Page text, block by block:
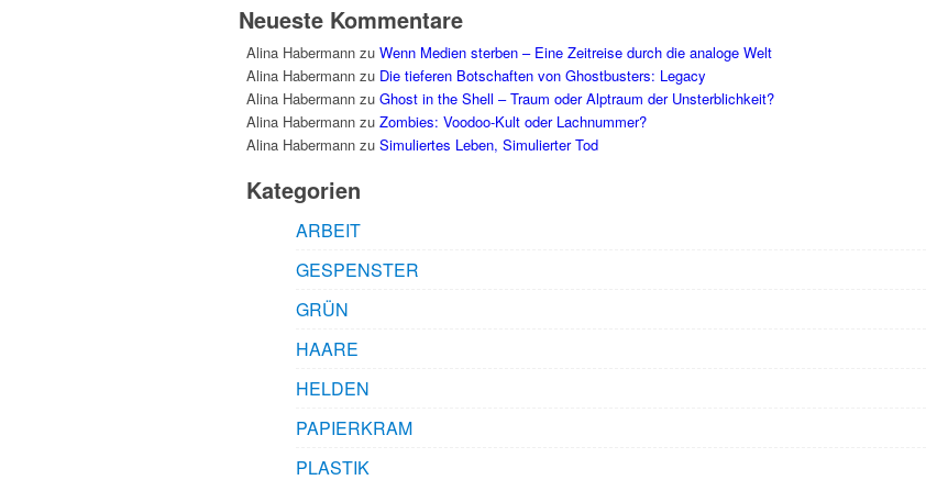
Neueste Kommentare
Alina Habermann zu Wenn Medien sterben – Eine Zeitreise durch die analoge Welt
Alina Habermann zu Die tieferen Botschaften von Ghostbusters: Legacy
Alina Habermann zu Ghost in the Shell – Traum oder Alptraum der Unsterblichkeit?
Alina Habermann zu Zombies: Voodoo-Kult oder Lachnummer?
Alina Habermann zu Simuliertes Leben, Simulierter Tod
Kategorien
ARBEIT
GESPENSTER
GRÜN
HAARE
HELDEN
PAPIERKRAM
PLASTIK